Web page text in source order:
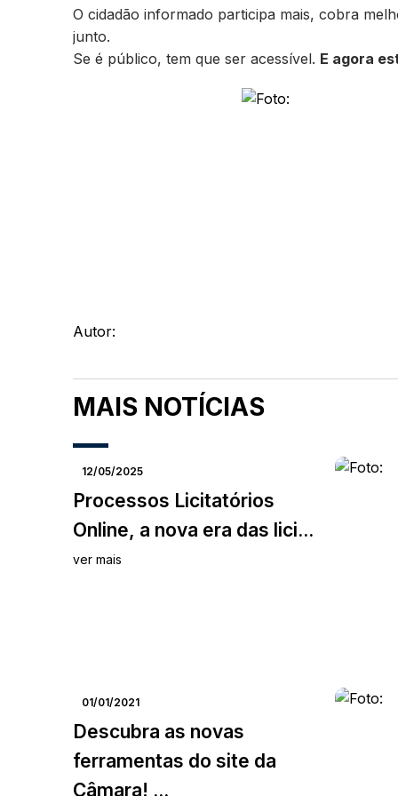
O cidadão informado participa mais, cobra
junto.
Se é público, tem que ser acessível. E agora
Autor:
MAIS NOTÍCIAS
12/05/2025
Processos Licitatórios
Online, a nova era das lici...
ver mais
01/01/2021
Descubra as novas
ferramentas do site da
Câmara! ...